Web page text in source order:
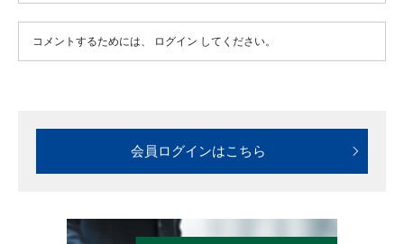
コメントするためには、 ログイン してください。
会員ログインはこちら